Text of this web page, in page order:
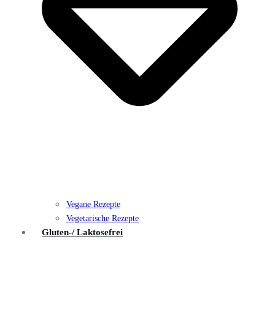
Vegane Rezepte
Vegetarische Rezepte
Gluten-/ Laktosefrei